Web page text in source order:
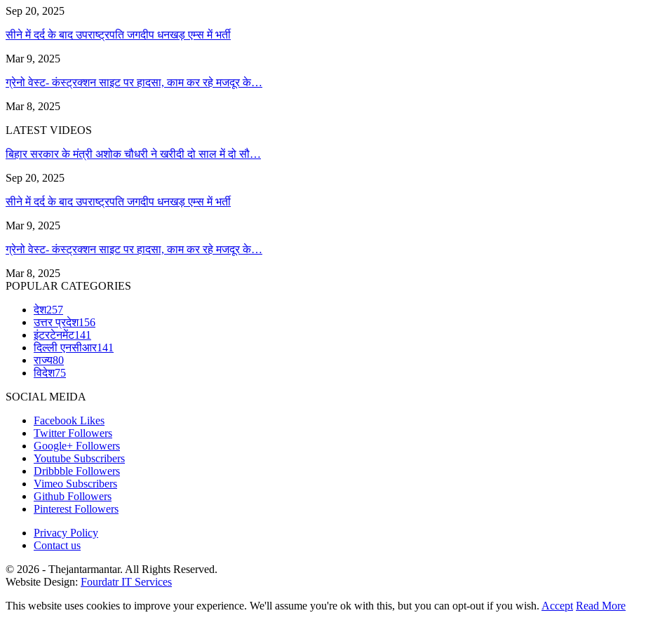
Sep 20, 2025
सीने में दर्द के बाद उपराष्ट्रपति जगदीप धनखड़ एम्स में भर्ती
Mar 9, 2025
ग्रेनो वेस्ट- कंस्ट्रक्शन साइट पर हादसा, काम कर रहे मजदूर के…
Mar 8, 2025
LATEST VIDEOS
बिहार सरकार के मंत्री अशोक चौधरी ने खरीदी दो साल में दो सौ…
Sep 20, 2025
सीने में दर्द के बाद उपराष्ट्रपति जगदीप धनखड़ एम्स में भर्ती
Mar 9, 2025
ग्रेनो वेस्ट- कंस्ट्रक्शन साइट पर हादसा, काम कर रहे मजदूर के…
Mar 8, 2025
POPULAR CATEGORIES
देश257
उत्तर प्रदेश156
इंटरटेनमेंट141
दिल्ली एनसीआर141
राज्य80
विदेश75
SOCIAL MEIDA
Facebook Likes
Twitter Followers
Google+ Followers
Youtube Subscribers
Dribbble Followers
Vimeo Subscribers
Github Followers
Pinterest Followers
Privacy Policy
Contact us
© 2026 - Thejantarmantar. All Rights Reserved.
Website Design: Fourdatr IT Services
This website uses cookies to improve your experience. We'll assume you're ok with this, but you can opt-out if you wish. Accept Read More